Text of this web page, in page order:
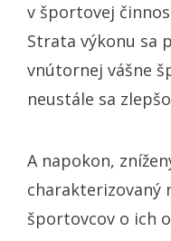
v športovej
Strata výkonu sa
vnútornej vášne
neustále sa
A napokon,
charakterizovaný
športovcov o ich